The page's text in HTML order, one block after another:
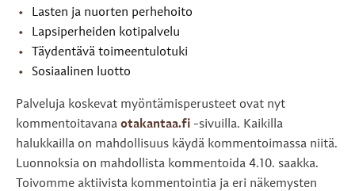
Lasten ja nuorten perhehoito
Lapsiperheiden kotipalvelu
Täydentävä toimeentulotuki
Sosiaalinen luotto
Palveluja koskevat myöntämisperusteet ovat nyt
kommentoitavana otakantaa.fi -sivuilla. Kaikilla
halukkailla on mahdollisuus käydä kommentoimassa niitä.
Luonnoksia on mahdollista kommentoida 4.10. saakka.
Toivomme aktiivista kommentointia ja eri näkemysten